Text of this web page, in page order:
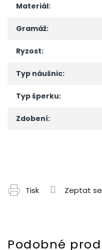
Materiál:
Gramáž:
Ryzost:
Typ náušnic:
Typ šperku:
Zdobení:
Tisk Zeptat se